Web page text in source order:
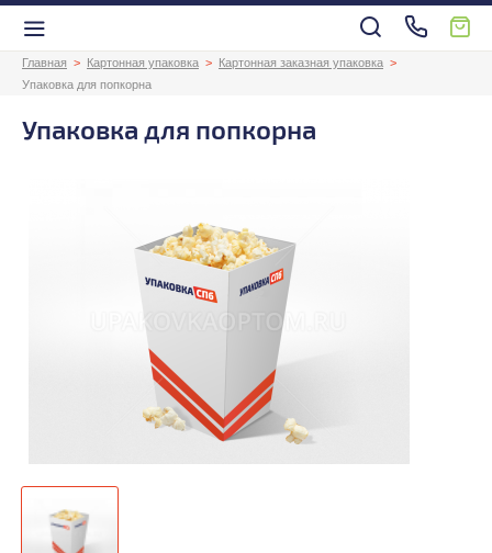
Главная Картонная упаковка
Картонная заказная упаковка
Упаковка для попкорна
Упаковка для попкорна